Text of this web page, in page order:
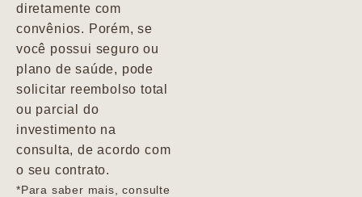
diretamente com
convênios. Porém, se
você possui seguro ou
plano de saúde, pode
solicitar reembolso total
ou parcial do
investimento na
consulta, de acordo com
o seu contrato.
*Para saber mais, consulte